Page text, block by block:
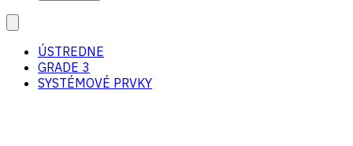
ÚSTREDNE
GRADE 3
SYSTÉMOVÉ PRVKY